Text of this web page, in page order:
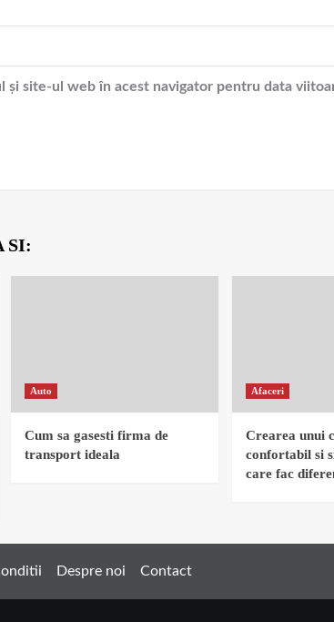
și site-ul web în acest navigator pentru data
SI:
Auto
Cum sa gasesti firma de
transport ideala
Afaceri
Crearea unui
confortabil si
care fac
Despre noi Contact